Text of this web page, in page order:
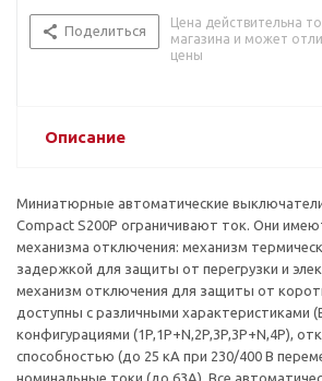
Поделиться
Цена действительна
магазина и может
цены
Описание
Миниатюрные автоматические
Compact S200P ограничивают ток. Они
механизма отключения: механизм
задержкой для защиты от перегрузки и
механизм отключения для защиты от
доступны с различными характеристиками
конфигурациями (1P,1P+N,2P,3P,3P+N,4P),
способностью (до 25 кА при 230/400 В
номинальные токи (до 63А). Все